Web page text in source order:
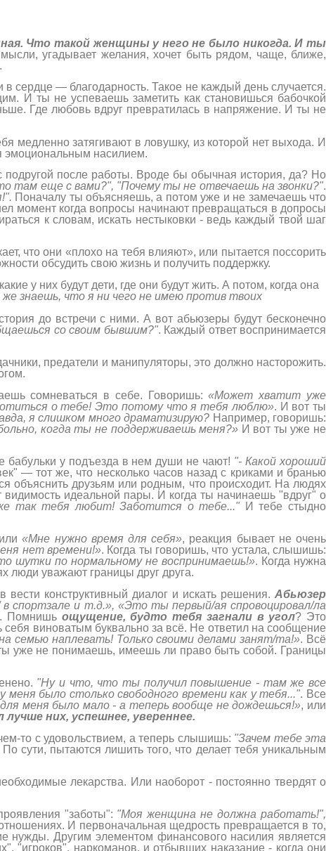
Что такой женщины у него не было никогда. И ты
угадывает желания, хочет быть рядом, чаще, ближе,
сердце — благодарность. Такое не каждый день случается.
И ты не успеваешь заметить как становишься бабочкой
Где любовь вдруг превратилась в напряжение. И ты не
медленно затягивают в ловушку, из которой нет выхода. И
эмоциональным насилием.
подругой после работы. Вроде бы обычная история, да? Но
там еще с вами?", "Почему ты не отвечаешь на звонки?".
Поначалу ты объясняешь, а потом уже и не замечаешь что
момент когда вопросы начинают превращаться в допросы
к словам, искать нестыковки - ведь каждый твой шаг
что они «плохо на тебя влияют», или пытается поссорить
обсудить свою жизнь и получить поддержку.
у них будут дети, где они будут жить. А потом, когда она
знаешь, что я ни чего не имею против твоих
до встречи с ними. А вот абьюзеры будут бесконечно
со своим бывшим?". Каждый ответ воспринимается
предатели и манипуляторы, это должно насторожить.
сомневаться в себе. Говоришь:«Может хватит уже
о тебе! Это потому что я тебя люблю». И вот ты
я слишком много драматизирую? Например, говоришь:
когда ты не поддерживаешь меня?» И вот ты уже не
бабульки у подъезда в нем души не чают! "- Какой хороший
— тот же, что несколько часов назад с криками и бранью
объяснить друзьям или родным, что происходит. На людях
идеальной пары. И когда ты начинаешь "вдруг" о
так тебя любит! Заботится о тебе..." И тебе стыдно
или«Мне нужно время для себя», реакция бывает не очень
нет времени!». Когда ты говоришь, что устала, слышишь:
шутки по нормальному не воспринимаешь!». Когда нужна
люди уважают границы друг друга.
конструктивный диалог и искать решения. Абьюзер
спортзале и т.д.», «Это ты первый/ая спровоцировал/ла
. Помнишь ощущение, будто тебя загнали в угол? Это
виноватым буквально за всё. Не ответил на сообщение
семью наплевать! Только своими делами занят/та!». Всё
уже не понимаешь, имеешь ли право быть собой. Границы
"Ну и что, что ты получил повышение - там же все
было столько свободного времени как у тебя...". Все
меня было мало - а теперь вообще не дождешься!», или
них, успешнее, увереннее.
то с удовольствием, а теперь слышишь: "Зачем тебе эта
По сути, пытаются лишить того, что делает тебя уникальным
лекарства. Или наоборот - постоянно твердят о
"заботы": "Моя женщина не должна работать!",
И первоначальная щедрость превращается в то,
нужды. Другим элементом финансового насилия является
"игроков", наркоманов, и отбывших наказание - когда они